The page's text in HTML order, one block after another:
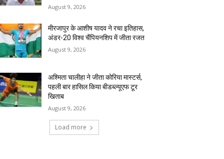
August 9, 2026
मीरजापुर के आशीष यादव ने रचा इतिहास,
अंडर-20 विश्व चैंपियनशिप में जीता रजत
August 9, 2026
अश्मिता चालीहा ने जीता कोरिया मास्टर्स,
पहली बार हासिल किया बीडब्ल्यूएफ टूर
खिताब
August 9, 2026
Load more